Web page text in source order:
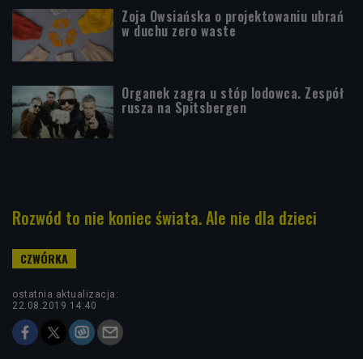
Zoja Owsiańska o projektowaniu ubrań
w duchu zero waste
Organek zagra u stóp lodowca. Zespół
rusza na Spitsbergen
Rozwód to nie koniec świata. Ale nie dla dzieci
ostatnia aktualizacja:
22.08.2019 14:40